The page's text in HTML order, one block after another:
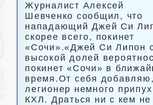
Журналист Алексей
Шевченко сообщил, что
нападающий Джей Си
скорее всего, покинет
«Сочи».«Джей Си Липон
высокой долей
покинет «Сочи» в
время.От себя
легионер немного
КХЛ. Драться ни с кем не